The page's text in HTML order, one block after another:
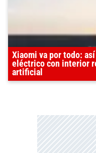
Xiaomi va por todo:
eléctrico con interior
artificial